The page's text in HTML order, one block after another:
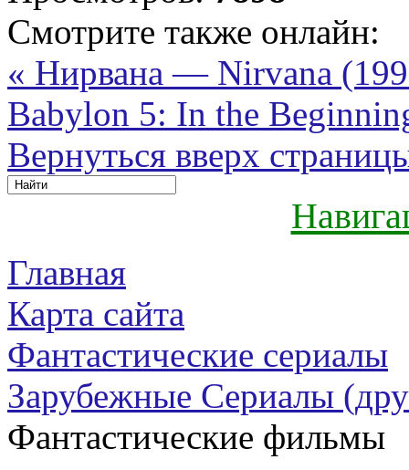
Смотрите также онлайн:
« Нирвана — Nirvana
Babylon 5: In the
Вернуться вверх
Главная
Карта сайта
Фантастические сериалы
Зарубежные Сериалы
Фантастические фильмы